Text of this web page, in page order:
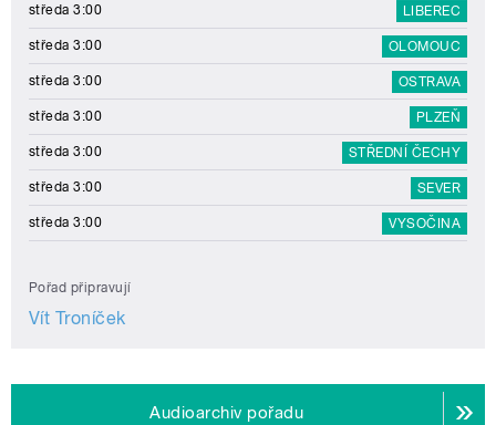
středa 3:00 LIBEREC
středa 3:00 OLOMOUC
středa 3:00 OSTRAVA
středa 3:00 PLZEŇ
středa 3:00 STŘEDNÍ ČECHY
středa 3:00 SEVER
středa 3:00 VYSOČINA
Pořad připravují
Vít Troníček
Audioarchiv pořadu